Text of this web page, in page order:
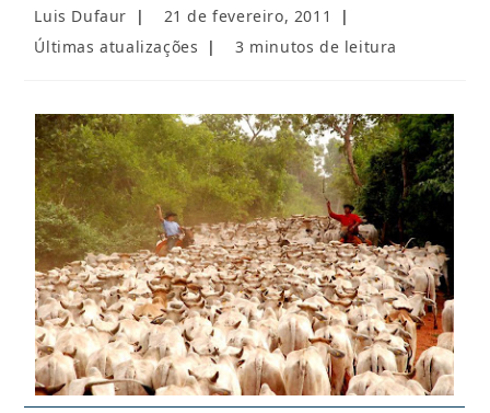
Autor
do
post:
Luis Dufaur
Post
21 de fevereiro, 2011
Categoria
Últimas atualizações
Tempo
3 minutos de leitura